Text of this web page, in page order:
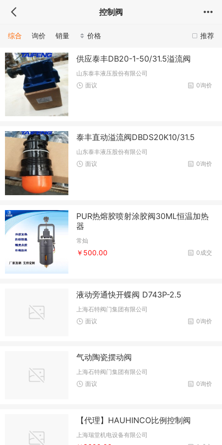
控制阀
推荐
综合 询价 销量 价格
供应泰丰DB20-1-50/31.5溢流阀
山东泰丰液压股份有限公司
0询价
面议
泰丰直动溢流阀DBDS20K10/31.5
山东泰丰液压股份有限公司
0询价
面议
PUR热熔胶喷射涂胶阀30ML恒温加热
器
常灿
0成交
￥500.00
液动旁通快开蝶阀 D743P-2.5
上海石特阀门集团有限公司
0询价
面议
气动陶瓷摆动阀
上海石特阀门集团有限公司
0询价
面议
【代理】HAUHINCO比例控制阀
上海瑞堂机电设备有限公司